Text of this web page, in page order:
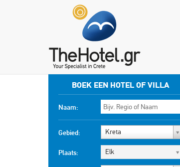
BOEK EEN HOTEL OF VILLA
Naam:
Gebied: Kreta
Plaats: Elk